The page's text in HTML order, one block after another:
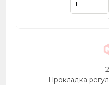
Прокладка